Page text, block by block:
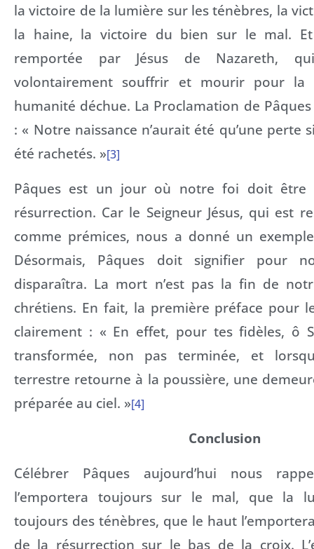
la victoire de la lumière sur les ténèbres, la
la haine, la victoire du bien sur le mal.
remportée par Jésus de Nazareth,
volontairement souffrir et mourir pour la
humanité déchue. La Proclamation de
: « Notre naissance n’aurait été qu’une perte
été rachetés. »[3]
Pâques est un jour où notre foi doit être
résurrection. Car le Seigneur Jésus, qui est
comme prémices, nous a donné un
Désormais, Pâques doit signifier pour
disparaîtra. La mort n’est pas la fin de
chrétiens. En fait, la première préface pour
clairement : « En effet, pour tes fidèles, ô
transformée, non pas terminée, et
terrestre retourne à la poussière, une
préparée au ciel. »[4]
Conclusion
Célébrer Pâques aujourd’hui nous
l’emportera toujours sur le mal, que la
toujours des ténèbres, que le haut
de la résurrection sur le bas de la croix.